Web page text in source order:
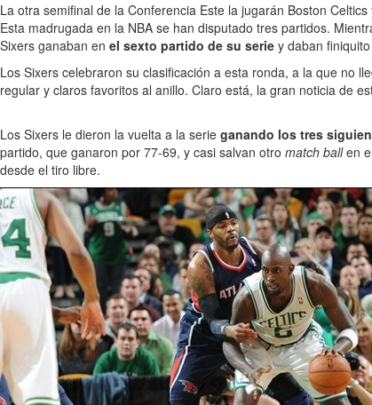
La otra semifinal de la Conferencia Este la jugarán Boston
Esta madrugada en la NBA se han disputado tres partidos.
Sixers ganaban en el sexto partido de su serie y daban
Los Sixers celebraron su clasificación a esta ronda, a la que no
regular y claros favoritos al anillo. Claro está, la gran noticia de
Los Sixers le dieron la vuelta a la serie ganando los tres
partido, que ganaron por 77-69, y casi salvan otro match ballen
desde el tiro libre.